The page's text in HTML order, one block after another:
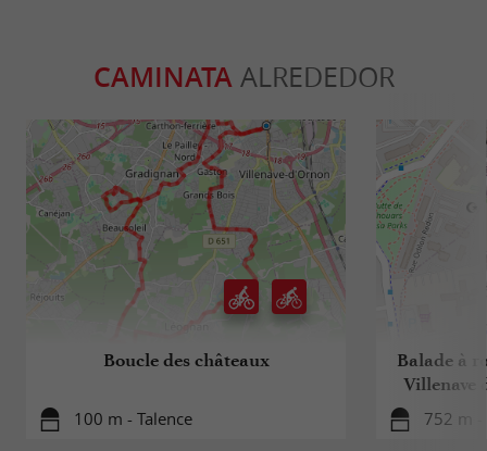
CAMINATAALREDEDOR
Boucle des châteaux
100 m - Talence
Balade à
Villenave
752 m